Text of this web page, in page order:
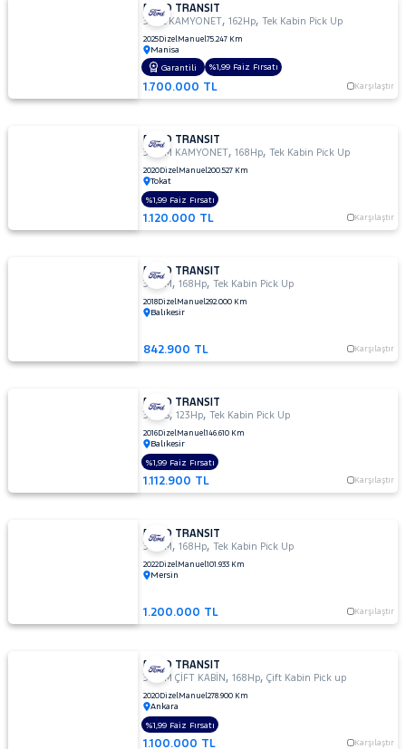
FORD TRANSIT
350L KAMYONET,162Hp,Tek Kabin Pick Up
2025DizelManuel75.247 Km
Manisa
1.700.000 TL Karşılaştır
Garantili %1,99 Faiz Fırsatı
FORD TRANSIT
350 M KAMYONET,168Hp,Tek Kabin Pick Up
2020DizelManuel200.527 Km
Tokat
1.120.000 TL Karşılaştır
%1,99 Faiz Fırsatı
FORD TRANSIT
350 M ,168Hp,Tek Kabin Pick Up
2018DizelManuel292.000 Km
Balıkesir
842.900 TL Karşılaştır
FORD TRANSIT
330 S,123Hp,Tek Kabin Pick Up
2016DizelManuel146.610 Km
Balıkesir
1.112.900 TL Karşılaştır
%1,99 Faiz Fırsatı
FORD TRANSIT
350 M ,168Hp,Tek Kabin Pick Up
2022DizelManuel101.933 Km
Mersin
1.200.000 TL Karşılaştır
FORD TRANSIT
350 M ÇİFT KABİN ,168Hp,Çift Kabin Pick up
2020DizelManuel278.900 Km
Ankara
1.100.000 TL Karşılaştır
%1,99 Faiz Fırsatı